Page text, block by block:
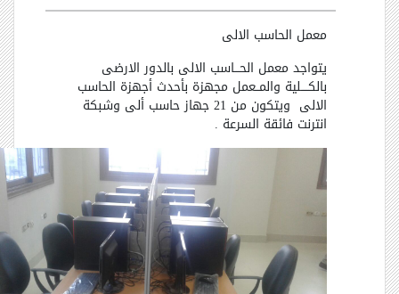
معمل الحاسب الالى
يتواجد معمل الحـــاسب الالى بالدور الارضى
بالكــــلية والمــعمل مجهزة بأحدث أجهزة الحاسب
الالى ويتكون من 21 جهاز حاسب ألى وشبكة
انترنت فائقة السرعة .